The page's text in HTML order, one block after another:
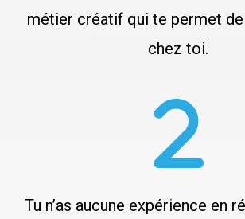
métier créatif qui te permet
chez toi.
Tu n’as aucune expérience en